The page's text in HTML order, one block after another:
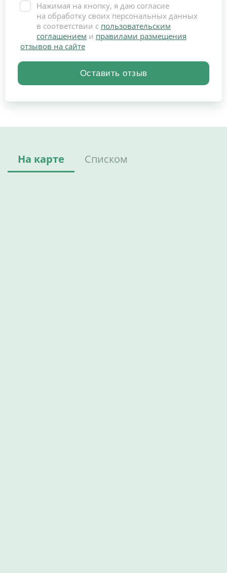
Нажимая на кнопку, я даю согласие
на обработку своих персональных данных
в соответствии с пользовательским
соглашением и правилами размещения
отзывов на сайте
На карте Списком